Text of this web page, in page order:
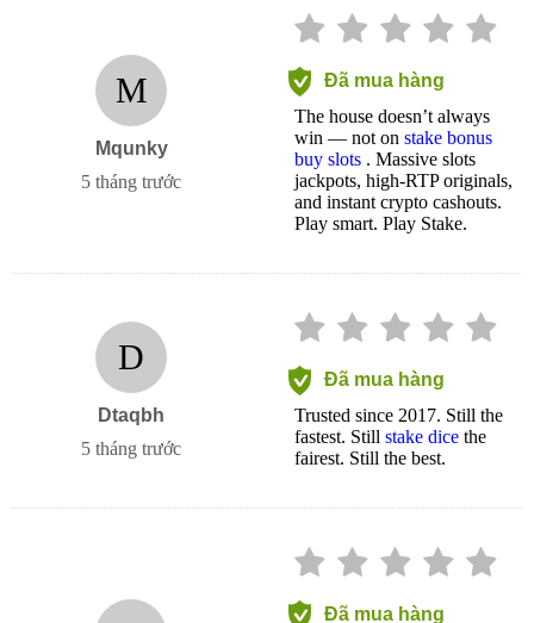
M
Mqunky
5 tháng trước
Đã mua hàng
The house doesn’t always
win — not on stake bonus
buy slots . Massive slots
jackpots, high-RTP originals,
and instant crypto cashouts.
Play smart. Play Stake.
D
Dtaqbh
5 tháng trước
Đã mua hàng
Trusted since 2017. Still the
fastest. Still stake dice the
fairest. Still the best.
Đã mua hàng